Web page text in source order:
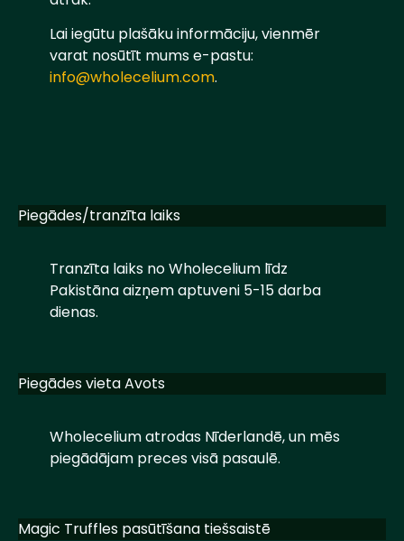
Lai iegūtu plašāku informāciju, vienmēr
varat nosūtīt mums e-pastu:
info@wholecelium.com.
Piegādes/tranzīta laiks
Tranzīta laiks no Wholecelium līdz
Pakistāna aizņem aptuveni 5-15 darba
dienas.
Piegādes vieta Avots
Wholecelium atrodas Nīderlandē, un mēs
piegādājam preces visā pasaulē.
Magic Truffles pasūtīšana tiešsaistē